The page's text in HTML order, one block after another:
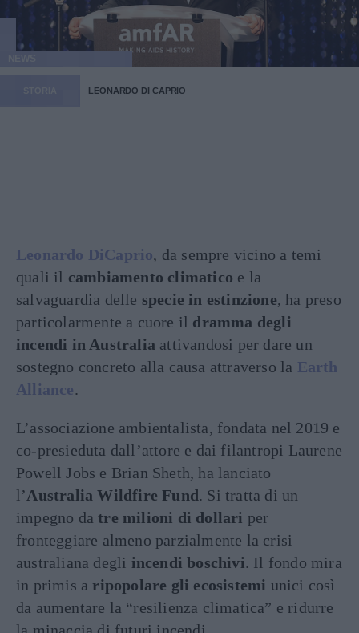
LEONARDO DI CAPRIO
Leonardo DiCaprio, da sempre vicino a temi
quali il cambiamento climatico e la
salvaguardia delle specie in estinzione, ha preso
particolarmente a cuore il dramma degli
incendi in Australia attivandosi per dare un
sostegno concreto alla causa attraverso la Earth
Alliance.
L’associazione ambientalista, fondata nel 2019 e
co-presieduta dall’attore e dai filantropi Laurene
Powell Jobs e Brian Sheth, ha lanciato
l’Australia Wildfire Fund. Si tratta di un
impegno datre milioni di dollari per
fronteggiare almeno parzialmente la crisi
australiana degli incendi boschivi. Il fondo mira
in primis a ripopolare gli ecosistemi unici così
da aumentare la “resilienza climatica” e ridurre